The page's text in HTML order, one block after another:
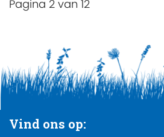
Pagina 2 van 12
Vind ons op: